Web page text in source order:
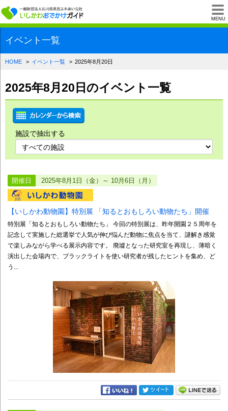
MENU
一般財団法人石川
イベント一覧
HOME イベント一覧 2025年8月20日
2025年8月20日のイベント一覧
施設で抽出する
開催日 2025年8月1日（金）～ 10月6日（月）
【いしかわ動物園】特別展 「知るとおもしろい動物たち」開催
特別展「知るとおもしろい動物たち」 今回の特別展は、昨年開園２５周年を
記念して実施した総選挙で人気が伸び悩んだ動物に焦点を当て、謎解き感覚
で楽しみながら学べる展示内容です。 廃墟となった研究室を再現し、薄暗く
演出した会場内で、ブラックライトを使い研究者が残したヒントを集め、ど
う...